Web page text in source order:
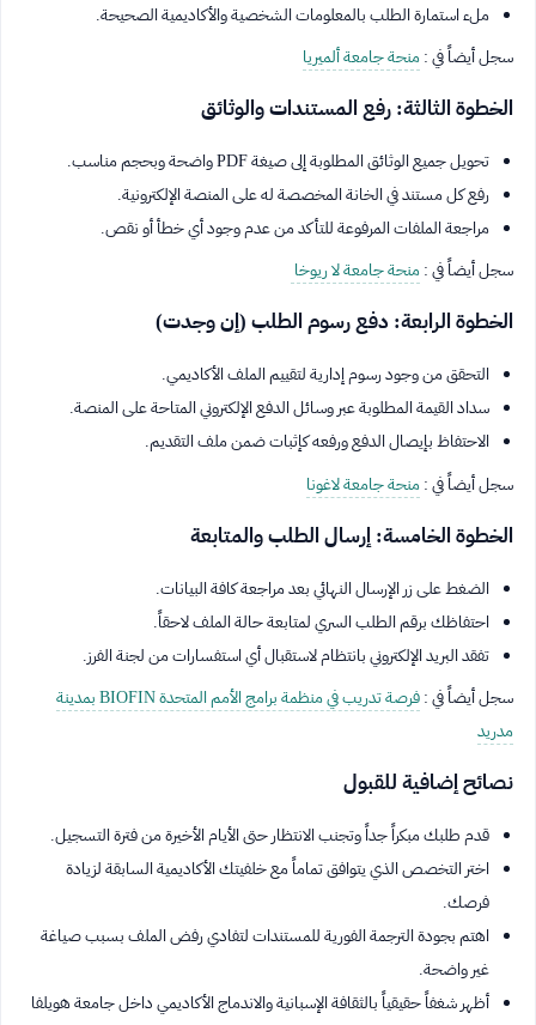
ملء استمارة الطلب بالمعلومات الشخصية والأكاديمية الصحيحة.
سجل أيضاً في :منحة جامعة ألميريا
الخطوة الثالثة: رفع المستندات والوثائق
تحويل جميع الوثائق المطلوبة إلى صيغة PDF واضحة وبحجم مناسب.
رفع كل مستند في الخانة المخصصة له على المنصة الإلكترونية.
مراجعة الملفات المرفوعة للتأكد من عدم وجود أي خطأ أو نقص.
سجل أيضاً في :منحة جامعة لا ريوخا
الخطوة الرابعة: دفع رسوم الطلب (إن وجدت)
التحقق من وجود رسوم إدارية لتقييم الملف الأكاديمي.
سداد القيمة المطلوبة عبر وسائل الدفع الإلكتروني المتاحة على المنصة.
الاحتفاظ بإيصال الدفع ورفعه كإثبات ضمن ملف التقديم.
سجل أيضاً في :منحة جامعة لاغونا
الخطوة الخامسة: إرسال الطلب والمتابعة
الضغط على زر الإرسال النهائي بعد مراجعة كافة البيانات.
احتفاظك برقم الطلب السري لمتابعة حالة الملف لاحقاً.
تفقد البريد الإلكتروني بانتظام لاستقبال أي استفسارات من لجنة الفرز.
سجل أيضاً في :
فرصة تدريب في منظمة برامج الأمم المتحدة BIOFIN بمدينة
مدريد
نصائح إضافية للقبول
قدم طلبك مبكراً جداً وتجنب الانتظار حتى الأيام الأخيرة من فترة التسجيل.
اختر التخصص الذي يتوافق تماماً مع خلفيتك الأكاديمية السابقة لزيادة
فرصك.
اهتم بجودة الترجمة الفورية للمستندات لتفادي رفض الملف بسبب صياغة
غير واضحة.
أظهر شغفاً حقيقياً بالثقافة الإسبانية والاندماج الأكاديمي داخل جامعة هويلفا